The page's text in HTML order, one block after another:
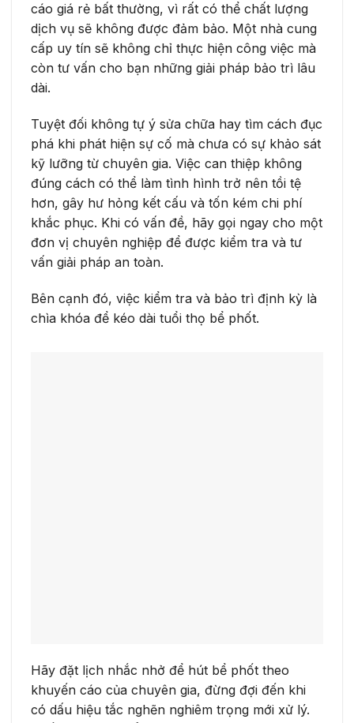
cáo giá rẻ bất thường, vì rất có thể chất lượng
dịch vụ sẽ không được đảm bảo. Một nhà cung
cấp uy tín sẽ không chỉ thực hiện công việc mà
còn tư vấn cho bạn những giải pháp bảo trì lâu
dài.
Tuyệt đối không tự ý sửa chữa hay tìm cách đục
phá khi phát hiện sự cố mà chưa có sự khảo sát
kỹ lưỡng từ chuyên gia. Việc can thiệp không
đúng cách có thể làm tình hình trở nên tồi tệ
hơn, gây hư hỏng kết cấu và tốn kém chi phí
khắc phục. Khi có vấn đề, hãy gọi ngay cho một
đơn vị chuyên nghiệp để được kiểm tra và tư
vấn giải pháp an toàn.
Bên cạnh đó, việc kiểm tra và bảo trì định kỳ là
chìa khóa để kéo dài tuổi thọ bể phốt.
Hãy đặt lịch nhắc nhở để hút bể phốt theo
khuyến cáo của chuyên gia, đừng đợi đến khi
có dấu hiệu tắc nghẽn nghiêm trọng mới xử lý.